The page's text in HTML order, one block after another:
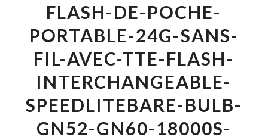
FLASH-DE-POCHE-
PORTABLE-24G-SANS-
FIL-AVEC-TTE-FLASH-
INTERCHANGEABLE-
SPEEDLITEBARE-BULB-
GN52-GN60-18000S-